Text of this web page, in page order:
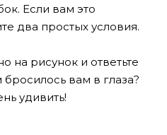
Если вам это
два простых условия.
на рисунок и ответьте
вам в глаза?
удивить!